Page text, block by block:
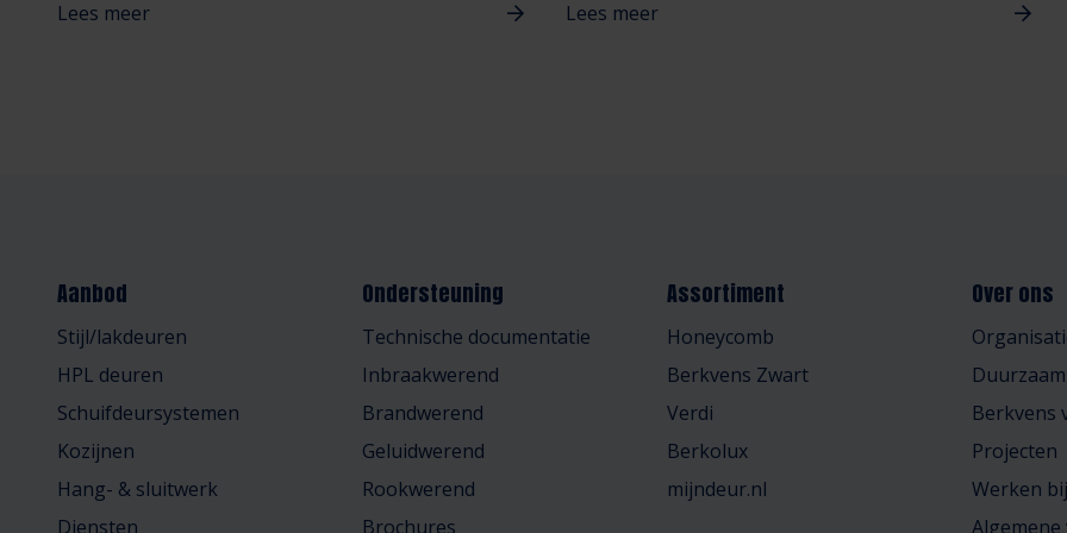
Lees meer Lees meer
Aanbod
Stijl/lakdeuren
HPL deuren
Schuifdeursystemen
Kozijnen
Hang- & sluitwerk
Diensten
Ondersteuning
Technische documentatie
Inbraakwerend
Brandwerend
Geluidwerend
Rookwerend
Brochures
Assortiment
Honeycomb
Berkvens Zwart
Verdi
Berkolux
mijndeur.nl
Over ons
Berkvens
Projecten
Werken